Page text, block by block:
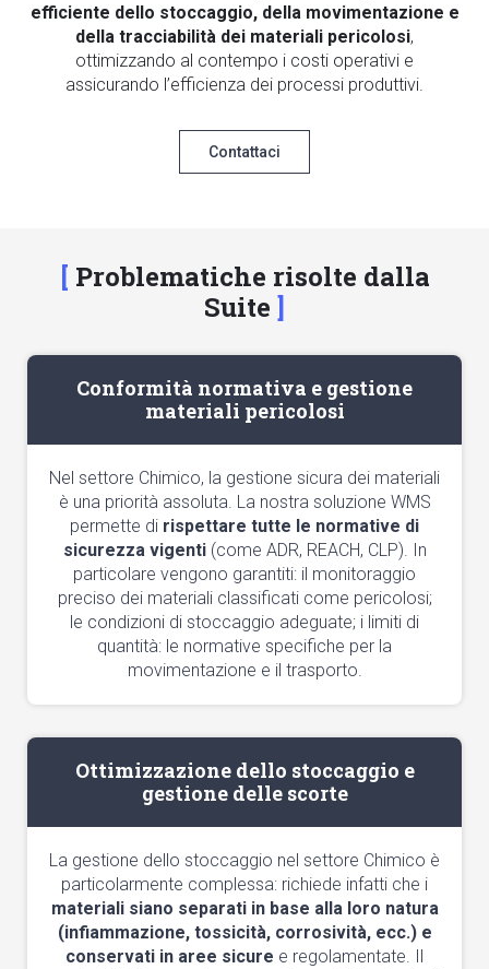
efficiente dello stoccaggio, della movimentazione e
della tracciabilità dei materiali pericolosi,
ottimizzando al contempo i costi operativi e
assicurando l’efficienza dei processi produttivi.
Contattaci
Problematiche risolte dalla
Suite
Conformità normativa e gestione
materiali pericolosi
Nel settore Chimico, la gestione sicura dei materiali
è una priorità assoluta. La nostra soluzione WMS
permette di rispettare tutte le normative di
sicurezza vigenti(come ADR, REACH, CLP). In
particolare vengono garantiti: il monitoraggio
preciso dei materiali classificati come pericolosi;
le condizioni di stoccaggio adeguate; i limiti di
quantità: le normative specifiche per la
movimentazione e il trasporto.
Ottimizzazione dello stoccaggio e
gestione delle scorte
La gestione dello stoccaggio nel settore Chimico è
particolarmente complessa: richiede infatti che i
materiali siano separati in base alla loro natura
(infiammazione, tossicità, corrosività, ecc.) e
conservati in aree sicure e regolamentate. Il